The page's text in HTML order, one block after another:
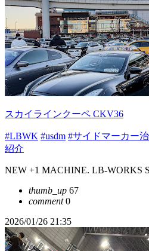
スカイラインクーペ CKV36
#LBWK #usdm #サイドマーカー
紹介
NEW +1 MACHINE. LB-WORKS
thumb_up 67
comment0
2026/01/26 21:35